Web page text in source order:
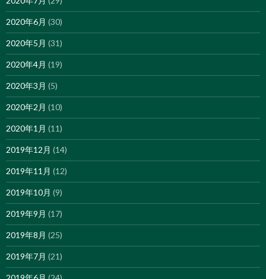
2020年6月 (30)
2020年5月 (31)
2020年4月 (19)
2020年3月 (5)
2020年2月 (10)
2020年1月 (11)
2019年12月 (14)
2019年11月 (12)
2019年10月 (9)
2019年9月 (17)
2019年8月 (25)
2019年7月 (21)